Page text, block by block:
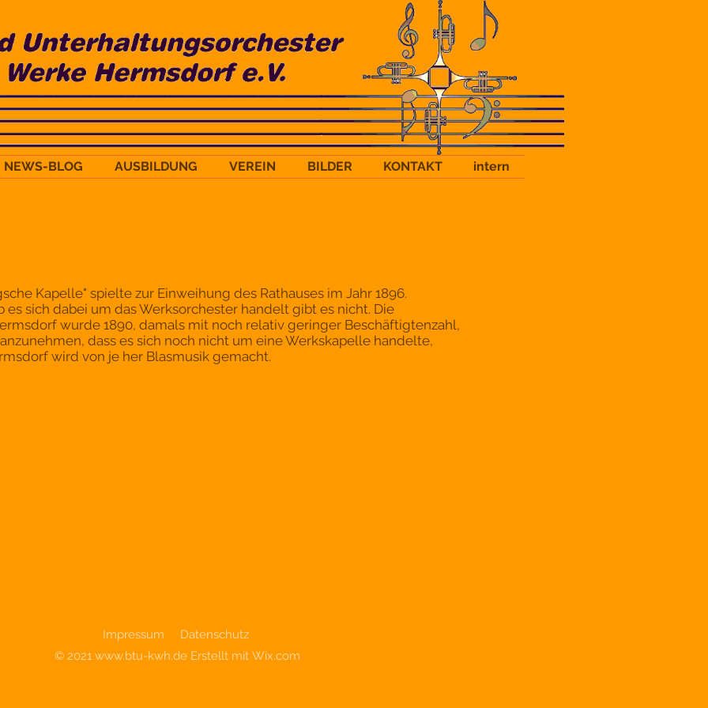
NEWS-BLOG AUSBILDUNG VEREIN BILDER KONTAKT intern
Kapelle" spielte zur Einweihung des Rathauses im Jahr 1896.
es sich dabei um das Werksorchester handelt gibt es nicht. Die
wurde 1890, damals mit noch relativ geringer Beschäftigtenzahl,
dass es sich noch nicht um eine Werkskapelle handelte,
wird von je her Blasmusik gemacht.
Impressum
Datenschutz
© 2021 www.btu-kwh.de Erstellt mit Wix.com